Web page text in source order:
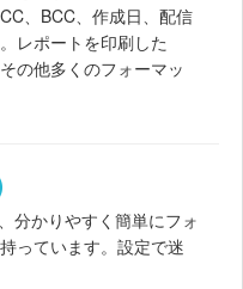
、BCC、作成日、配信
レポートを印刷した
の他多くのフォーマッ
分かりやすく簡単にフォ
っています。設定で迷